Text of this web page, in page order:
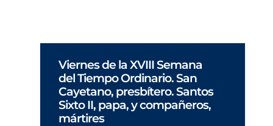
Viernes de la XVIII Semana
del Tiempo Ordinario. San
Cayetano, presbítero. Santos
Sixto II, papa, y compañeros,
mártires